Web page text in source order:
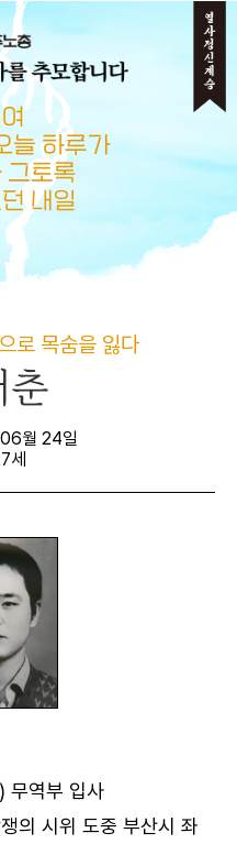
뛰기
로 목숨을 잃다
춘
월 24일
세
무역부 입사
의 시위 도중 부산시 좌